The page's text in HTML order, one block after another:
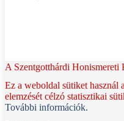
A Szentgotthárdi Honismereti
Ez a weboldal sütiket használ
elemzését célzó statisztikai
További információk.